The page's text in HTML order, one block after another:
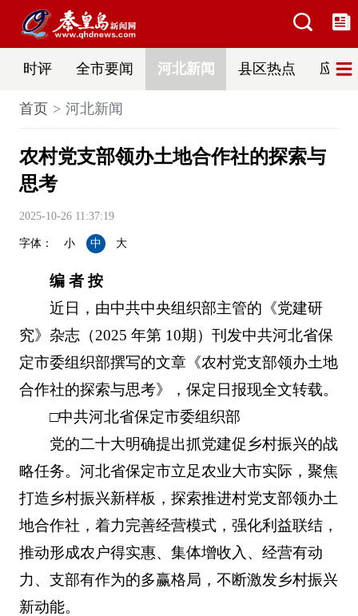
时评 全市要闻 河北新闻 县区热点 应急
首页 河北新闻
农村党支部领办土地合作社的探索与
思考
2025-10-26 11:37:19
字体： 小 中 大
编 者 按
近日，由中共中央组织部主管的《党建研
究》杂志（2025 年第 10期）刊发中共河北省保
定市委组织部撰写的文章《农村党支部领办土地
合作社的探索与思考》，保定日报现全文转载。
□中共河北省保定市委组织部
党的二十大明确提出抓党建促乡村振兴的战
略任务。河北省保定市立足农业大市实际，聚焦
打造乡村振兴新样板，探索推进村党支部领办土
地合作社，着力完善经营模式，强化利益联结，
推动形成农户得实惠、集体增收入、经营有动
力、支部有作为的多赢格局，不断激发乡村振兴
新动能。